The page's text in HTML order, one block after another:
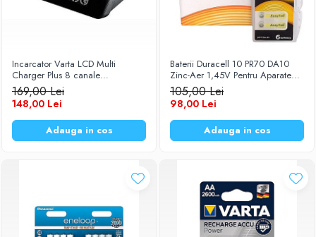
Incarcator Varta LCD Multi
Charger Plus 8 canale
independente pentru acumulatori
AA (R6) / AAA (R3) 1,2V Ni-MH
57681
169,00 Lei
148,00 Lei
Adauga in cos
Baterii Duracell 10 PR70 DA10
Zinc-Aer 1,45V Pentru Aparate
Auditive Set 60 Baterii
105,00 Lei
98,00 Lei
Adauga in cos